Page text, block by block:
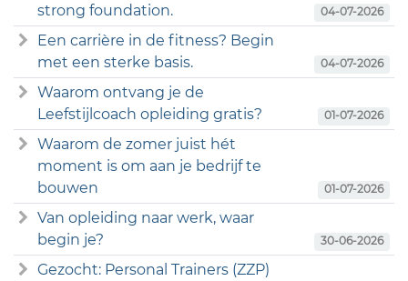
strong foundation.
04-07-2026
Een carrière in de fitness? Begin
met een sterke basis.
04-07-2026
Waarom ontvang je de
Leefstijlcoach opleiding gratis?
01-07-2026
Waarom de zomer juist hét
moment is om aan je bedrijf te
bouwen
01-07-2026
Van opleiding naar werk, waar
begin je?
30-06-2026
Gezocht: Personal Trainers (ZZP)